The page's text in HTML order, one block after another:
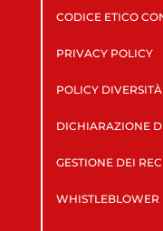
CODICE ETICO
PRIVACY POLICY
POLICY DIVERSITÀ
DICHIARAZIONE
GESTIONE DEI
WHISTLEBLOWER